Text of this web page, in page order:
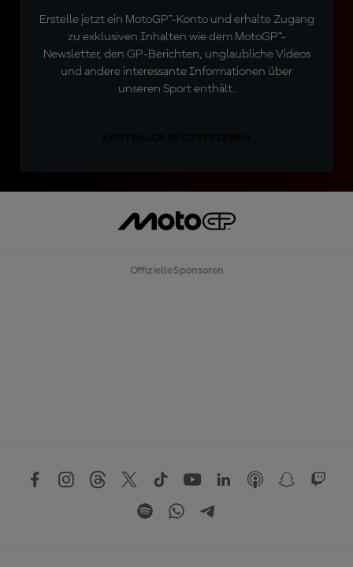
Erstelle jetzt ein MotoGP™-Konto und erhalte Zugang
zu exklusiven Inhalten wie dem MotoGP™-
Newsletter, den GP-Berichten, unglaubliche Videos
und andere interessante Informationen über
unseren Sport enthält.
Offizielle Sponsoren